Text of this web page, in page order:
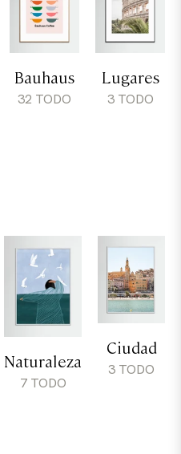
Bauhaus
32 TODO
Lugares
3 TODO
Naturaleza
7 TODO
Ciudad
3 TODO